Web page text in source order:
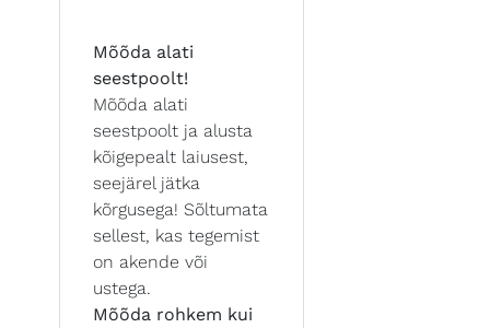
Mõõda alati
seestpoolt!
Mõõda alati
seestpoolt ja alusta
kõigepealt laiusest,
seejärel jätka
kõrgusega! Sõltumata
sellest, kas tegemist
on akende või
ustega.
Mõõda rohkem kui